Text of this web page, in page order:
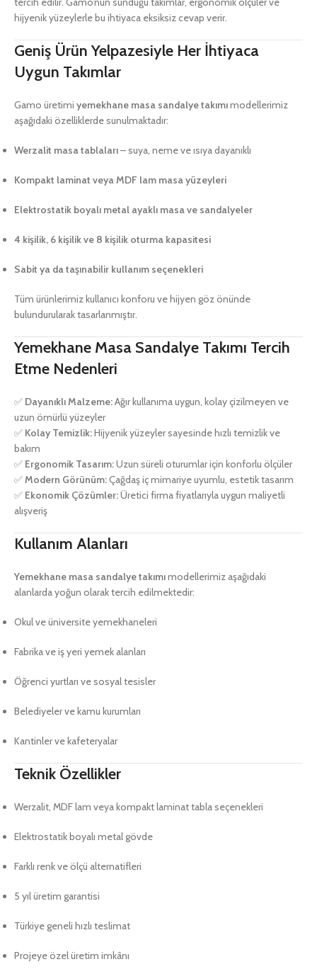
hijyenik yüzeylerle bu ihtiyaca eksiksiz cevap verir.
Geniş Ürün Yelpazesiyle Her İhtiyaca
Uygun Takımlar
Gamo üretimi yemekhane masa sandalye takımımodellerimiz
aşağıdaki özelliklerde sunulmaktadır:
Werzalit masa tablaları– suya, neme ve ısıya dayanıklı
Kompakt laminat veya MDF lam masa yüzeyleri
Elektrostatik boyalı metal ayaklı masa ve sandalyeler
4 kişilik, 6 kişilik ve 8 kişilik oturma kapasitesi
Sabit ya da taşınabilir kullanım seçenekleri
Tüm ürünlerimiz kullanıcı konforu ve hijyen göz önünde
bulundurularak tasarlanmıştır.
Yemekhane Masa Sandalye Takımı Tercih
Etme Nedenleri
✅ Dayanıklı Malzeme:Ağır kullanıma uygun, kolay çizilmeyen ve
uzun ömürlü yüzeyler
✅ Kolay Temizlik:Hijyenik yüzeyler sayesinde hızlı temizlik ve
bakım
✅ Ergonomik Tasarım:Uzun süreli oturumlar için konforlu ölçüler
✅Modern Görünüm:Çağdaş iç mimariye uyumlu, estetik tasarım
✅ Ekonomik Çözümler:Üretici firma fiyatlarıyla uygun maliyetli
alışveriş
Kullanım Alanları
Yemekhane masa sandalye takımımodellerimiz aşağıdaki
alanlarda yoğun olarak tercih edilmektedir:
Okul ve üniversite yemekhaneleri
Fabrika ve iş yeri yemek alanları
Öğrenci yurtları ve sosyal tesisler
Belediyeler ve kamu kurumları
Kantinler ve kafeteryalar
Teknik Özellikler
Werzalit, MDF lam veya kompakt laminat tabla seçenekleri
Elektrostatik boyalı metal gövde
Farklı renk ve ölçü alternatifleri
5 yıl üretim garantisi
Türkiye geneli hızlı teslimat
Projeye özel üretim imkânı